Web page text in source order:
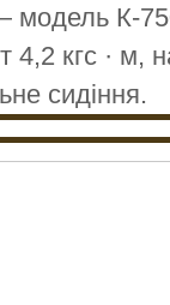
модель К-
4,2 кгс · м,
сидіння.